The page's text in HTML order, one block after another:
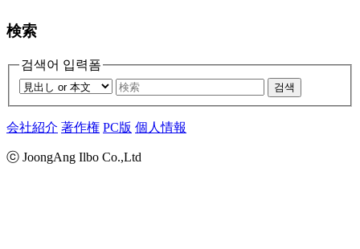
検索
검색어 입력폼
검색
会社紹介 著作権 PC版 個人情報
ⓒ JoongAng Ilbo Co.,Ltd